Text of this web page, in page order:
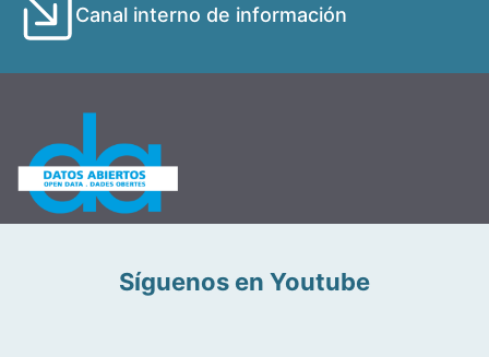
Canal interno de información
Síguenos en Youtube